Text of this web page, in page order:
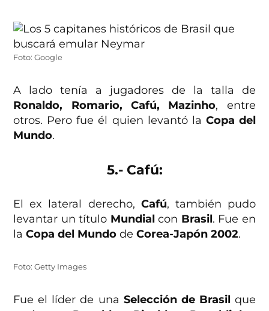
Foto: Google
A lado tenía a jugadores de la talla de
Ronaldo, Romario, Cafú, Mazinho, entre
otros. Pero fue él quien levantó la Copa del
Mundo.
5.- Cafú:
El ex lateral derecho, Cafú, también pudo
levantar un título Mundial con Brasil. Fue en
laCopa del Mundo deCorea-Japón 2002.
Foto: Getty Images
Fue el líder de una Selección de Brasil que